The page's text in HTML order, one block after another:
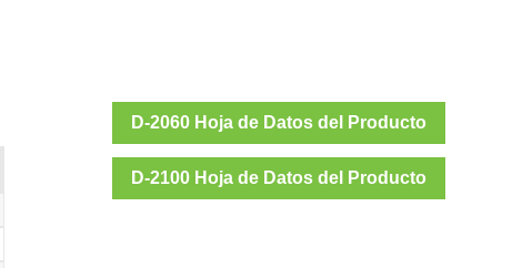
D-2060 Hoja de Datos del Producto
D-2100 Hoja de Datos del Producto